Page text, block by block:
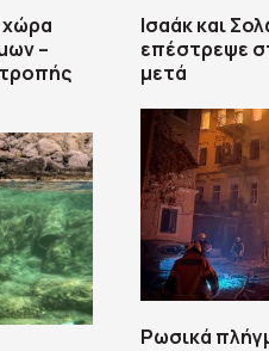
χώρα
–
Ισαάκ και
επέστρεψε
μετά
Ρωσικά